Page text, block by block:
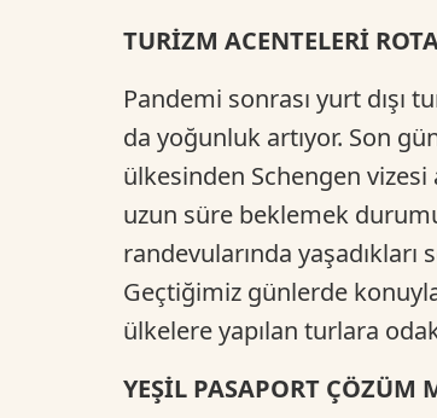
TURİZM ACENTELERİ
Pandemi sonrası yurt dışı
da yoğunluk artıyor. Son
ülkesinden Schengen
uzun süre beklemek
randevularında
Geçtiğimiz günlerde
ülkelere yapılan turlara
YEŞİL PASAPORT ÇÖZÜM